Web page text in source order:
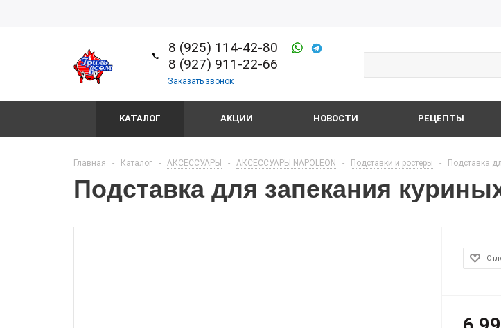
8 (925) 114-42-80
8 (927) 911-22-66
Заказать звонок
КАТАЛОГ АКЦИИ НОВОСТИ РЕЦЕПТЫ
Главная - Каталог - АКСЕССУАРЫ - АКСЕССУАРЫ NAPOLEON - Подставки и ростеры - Подставка
Подставка для запекания